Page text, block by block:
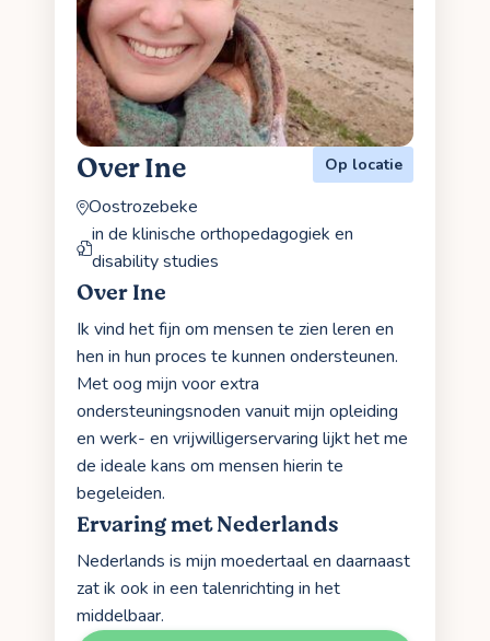
Over Ine Op locatie
Oostrozebeke
in de klinische orthopedagogiek en
disability studies
Over Ine
Ik vind het fijn om mensen te zien leren en
hen in hun proces te kunnen ondersteunen.
Met oog mijn voor extra
ondersteuningsnoden vanuit mijn opleiding
en werk- en vrijwilligerservaring lijkt het me
de ideale kans om mensen hierin te
begeleiden.
Ervaring met Nederlands
Nederlands is mijn moedertaal en daarnaast
zat ik ook in een talenrichting in het
middelbaar.